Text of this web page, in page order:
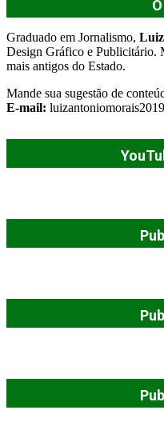
Graduado em Jornalismo,
Design Gráfico e Publicitário.
mais antigos do Estado.
Mande sua sugestão de
E-mail: